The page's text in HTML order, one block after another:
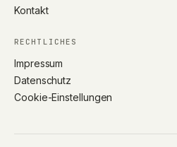
Kontakt
RECHTLICHES
Impressum
Datenschutz
Cookie-Einstellungen